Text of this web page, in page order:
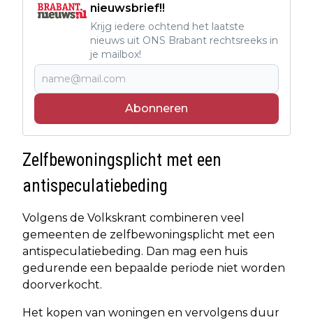
nieuwsbrief!!
Krijg iedere ochtend het laatste
nieuws uit ONS Brabant rechtsreeks in
je mailbox!
Abonneren
Zelfbewoningsplicht met een
antispeculatiebeding
Volgens de Volkskrant combineren veel
gemeenten de zelfbewoningsplicht met een
antispeculatiebeding. Dan mag een huis
gedurende een bepaalde periode niet worden
doorverkocht.
Het kopen van woningen en vervolgens duur